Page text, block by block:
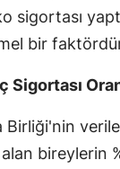
sigortası
bir
Sigortası
Birliği'nin
alan bireylerin